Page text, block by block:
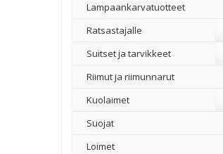
Lampaankarvatuotteet
Ratsastajalle
Suitset ja tarvikkeet
Riimut ja riimunnarut
Kuolaimet
Suojat
Loimet